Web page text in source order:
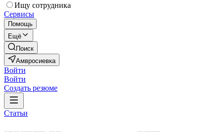
Ищу сотрудника
Сервисы
Помощь
Ещё
Поиск
Амвросиевка
Войти
Войти
Создать резюме
Статьи